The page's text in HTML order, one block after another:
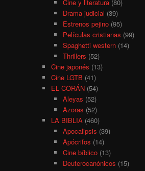
Cine y literatura(80)
Drama judicial (39)
Estrenos pejino(95)
Películas cristianas (99)
Spaghetti western(14)
Thrillers (52)
Cine japonés (13)
Cine LGTB (41)
EL CORÁN (54)
Aleyas (52)
Azoras (52)
LA BIBLIA (460)
Apocalipsis (39)
Apócrifos (14)
Cine bíblico(13)
Deuterocanónicos (15)